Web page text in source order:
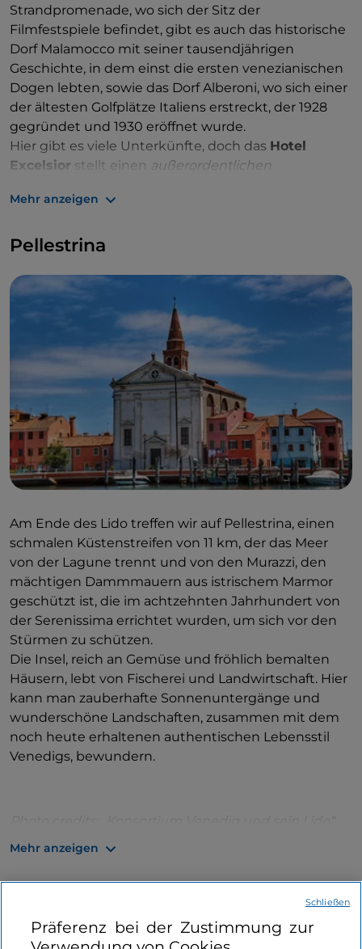
Strandpromenade, wo sich der Sitz der
Filmfestspiele befindet, gibt es auch das historische
Dorf Malamocco mit seiner tausendjährigen
Geschichte, in dem einst die ersten venezianischen
Dogen lebten, sowie das Dorf Alberoni, wo sich einer
der ältesten Golfplätze Italiens erstreckt, der 1928
gegründet und 1930 eröffnet wurde.
Hier gibt es viele Unterkünfte, doch das Hotel
Excelsior stellt einen außerordentlichen
und anspruchsvolle Reisende aus aller Welt dar. Eine
Ruhe.
Mehr anzeigen
Pellestrina
Am Ende des Lido treffen wir auf Pellestrina, einen
schmalen Küstenstreifen von 11 km, der das Meer
von der Lagune trennt und von den Murazzi, den
mächtigen Dammmauern aus istrischem Marmor
geschützt ist, die im achtzehnten Jahrhundert von
der Serenissima errichtet wurden, um sich vor den
Stürmen zu schützen.
Die Insel, reich an Gemüse und fröhlich bemalten
Häusern, lebt von Fischerei und Landwirtschaft. Hier
kann man zauberhafte Sonnenuntergänge und
wunderschöne Landschaften, zusammen mit dem
noch heute erhaltenen authentischen Lebensstil
Venedigs, bewundern.
Mehr anzeigen
Das könnte Sie interessieren
Natur
Präferenz bei der Zustimmung zur
Schließen